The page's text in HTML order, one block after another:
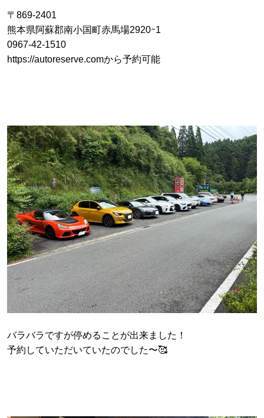
〒869-2401
熊本県阿蘇郡南小国町赤馬場2920ｰ1
0967-42-1510
https://autoreserve.comから予約可能
バラバラですが停めることが出来ました！
予約していただいていたのでした〜🥰